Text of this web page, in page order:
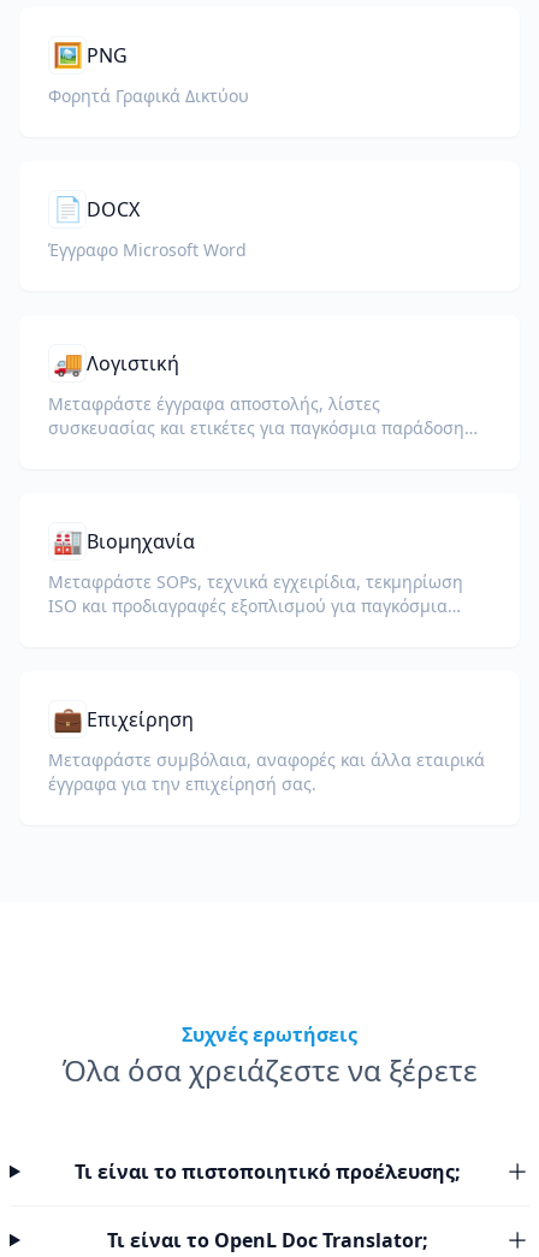
🖼️ PNG
Φορητά Γραφικά Δικτύου
📄 DOCX
Έγγραφο Microsoft Word
🚚Λογιστική
Μεταφράστε έγγραφα αποστολής, λίστες
συσκευασίας και ετικέτες για παγκόσμια παράδοση
🏭 Βιομηχανία
Μεταφράστε SOPs, τεχνικά εγχειρίδια, τεκμηρίωση
ISO και προδιαγραφές εξοπλισμού για παγκόσμια
💼 Επιχείρηση
Μεταφράστε συμβόλαια, αναφορές και άλλα εταιρικά
έγγραφα για την επιχείρησή σας.
Συχνές ερωτήσεις
Όλα όσα χρειάζεστε να ξέρετε
Τι είναι το πιστοποιητικό προέλευσης;
Τι είναι το OpenL Doc Translator;